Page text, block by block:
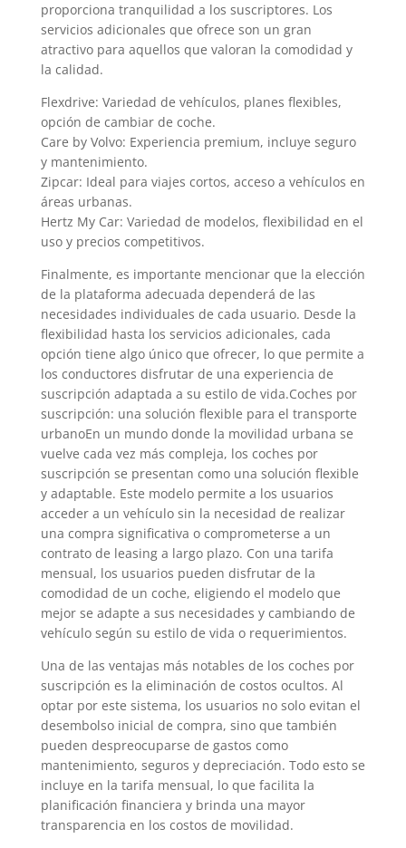
proporciona tranquilidad a los suscriptores. Los
servicios adicionales que ofrece son un gran
atractivo para aquellos que valoran la comodidad y
la calidad.
Flexdrive: Variedad de vehículos, planes flexibles,
opción de cambiar de coche.
Care by Volvo: Experiencia premium, incluye seguro
y mantenimiento.
Zipcar: Ideal para viajes cortos, acceso a vehículos en
áreas urbanas.
Hertz My Car: Variedad de modelos, flexibilidad en el
uso y precios competitivos.
Finalmente, es importante mencionar que la elección
de la plataforma adecuada dependerá de las
necesidades individuales de cada usuario. Desde la
flexibilidad hasta los servicios adicionales, cada
opción tiene algo único que ofrecer, lo que permite a
los conductores disfrutar de una experiencia de
suscripción adaptada a su estilo de vida.Coches por
suscripción: una solución flexible para el transporte
urbanoEn un mundo donde la movilidad urbana se
vuelve cada vez más compleja, los coches por
suscripción se presentan como una solución flexible
y adaptable. Este modelo permite a los usuarios
acceder a un vehículo sin la necesidad de realizar
una compra significativa o comprometerse a un
contrato de leasing a largo plazo. Con una tarifa
mensual, los usuarios pueden disfrutar de la
comodidad de un coche, eligiendo el modelo que
mejor se adapte a sus necesidades y cambiando de
vehículo según su estilo de vida o requerimientos.
Una de las ventajas más notables de los coches por
suscripción es la eliminación de costos ocultos. Al
optar por este sistema, los usuarios no solo evitan el
desembolso inicial de compra, sino que también
pueden despreocuparse de gastos como
mantenimiento, seguros y depreciación. Todo esto se
incluye en la tarifa mensual, lo que facilita la
planificación financiera y brinda una mayor
transparencia en los costos de movilidad.